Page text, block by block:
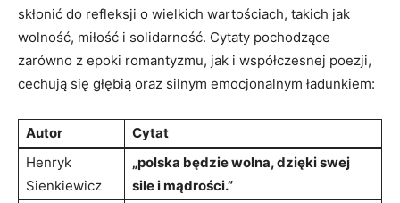
skłonić do refleksji o wielkich wartościach, takich jak
wolność, miłość​ i solidarność. Cytaty pochodzące
zarówno z epoki romantyzmu, jak i współczesnej poezji,
cechują się głębią oraz silnym emocjonalnym ładunkiem:
Autor
Cytat
Henryk
Sienkiewicz
„polska będzie wolna, dzięki swej
sile i mądrości.”